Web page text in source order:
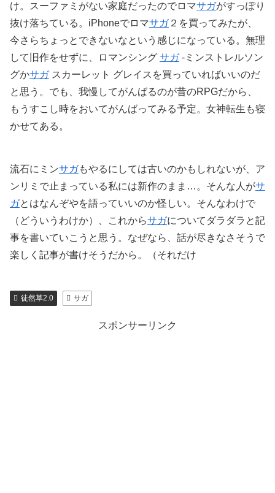
け。スーファミがない家庭だったのでロマサガがすっぽり
抜け落ちている。iPhoneでロマサガ２を買ってみたが、
今さらちょっとできないなという感じになっている。無理
して旧作をせずに、ロマンシング サガ-ミンストレルソン
グかサガスカーレット グレイスを買っていればいいのだ
と思う。でも、我慢してがんばるのが昔のRPGだから、
もうすこし時をおいてがんばってみる予定。女神転生も寝
かせてある。
流石にミンサガもやるにしては古いのかもしれないが、ア
ンリミで止まっている私には新作のまま…。そんな人がサ
ガとはなんぞやを語っていいのか怪しい。そんなわけで
（どういうわけか）、これからサガについてダラダラと記
事を書いていこうと思う。なぜなら、話が尽きなさそうで
楽しく記事が書けそうだから。（それだけ
徒然草2.0 サガ
スポンサーリンク